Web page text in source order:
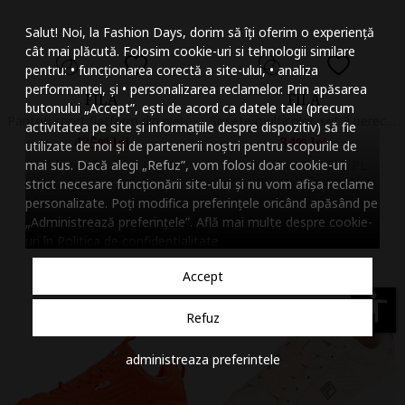
Salut! Noi, la Fashion Days, dorim să îți oferim o experiență
cât mai plăcută. Folosim cookie-uri si tehnologii similare
pentru: • funcționarea corectă a site-ului, • analiza
performanței, și • personalizarea reclamelor. Prin apăsarea
butonului „Accept”, ești de acord ca datele tale (precum
activitatea pe site și informațiile despre dispozitiv) să fie
utilizate de noi și de partenerii noștri pentru scopurile de
mai sus. Dacă alegi „Refuz”, vom folosi doar cookie-uri
strict necesare funcționării site-ului și nu vom afișa reclame
personalizate. Poți modifica preferințele oricând apăsând pe
„Administrează preferințele”. Află mai multe despre cookie-
Accept
Refuz
administreaza preferintele
FILA
Pantofi sport flatform din piele ecologica cu logo Superbubble, Caramel
43599lei
Vandut de Fashion Days
FILA
3499lei
Vandut de Modivo PL
accessibility
Micsoreaza
Mareste spatierea
Micsoreaza
Mareste inaltimea
Micsoreaza
Inverseaza culorile
Nuante de gri
Cursor mare
Subliniaza link-urile